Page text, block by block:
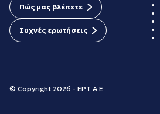
Πώς μας βλέπετε
Συχνές ερωτήσεις
© Copyright 2026 - ΕΡΤ Α.Ε.